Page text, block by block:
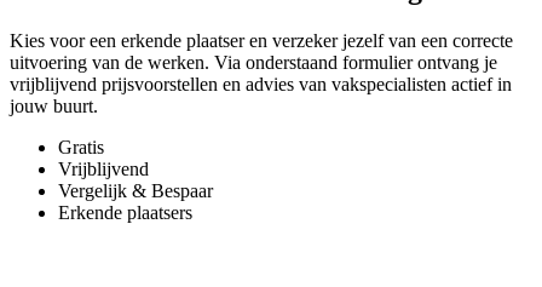
Kies voor een erkende plaatser en verzeker jezelf van een correcte
uitvoering van de werken. Via onderstaand formulier ontvang je
vrijblijvend prijsvoorstellen en advies van vakspecialisten actief in
jouw buurt.
Gratis
Vrijblijvend
Vergelijk & Bespaar
Erkende plaatsers